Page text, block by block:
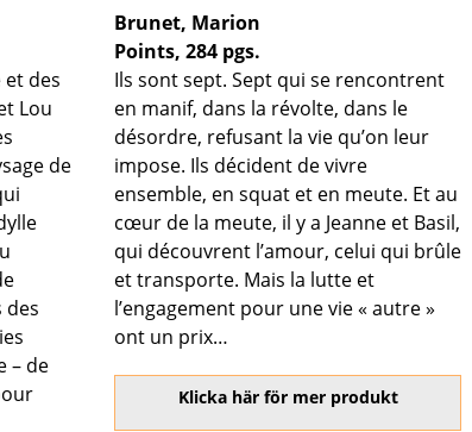
et des
Lou
de
des
– de
Brunet, Marion
Points, 284 pgs.
Ils sont sept. Sept qui se rencontrent
en manif, dans la révolte, dans le
désordre, refusant la vie qu’on leur
impose. Ils décident de vivre
ensemble, en squat et en meute. Et au
cœur de la meute, il y a Jeanne et Basil,
qui découvrent l’amour, celui qui brûle
et transporte. Mais la lutte et
l’engagement pour une vie « autre »
ont un prix…
Klicka här för mer produkt